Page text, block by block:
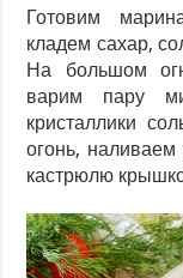
Готовим
кладем сахар,
На большом
варим пару
кристаллики
огонь,
кастрюлю